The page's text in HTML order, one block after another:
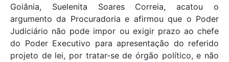
Goiânia, Suelenita Soares Correia, acatou o
argumento da Procuradoria e afirmou que o Poder
Judiciário não pode impor ou exigir prazo ao chefe
do Poder Executivo para apresentação do referido
projeto de lei, por tratar-se de órgão político, e não